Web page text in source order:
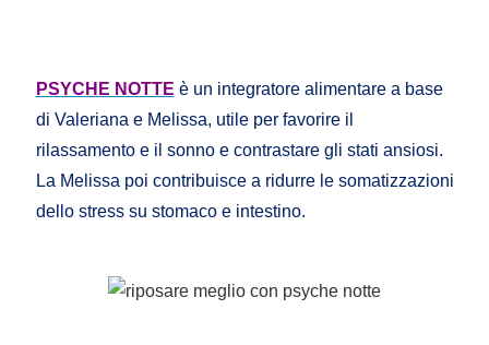
PSYCHE NOTTE è un integratore alimentare a base
di Valeriana e Melissa, utile per favorire il
rilassamento e il sonno e contrastare gli stati ansiosi.
La Melissa poi contribuisce a ridurre le somatizzazioni
dello stress su stomaco e intestino.